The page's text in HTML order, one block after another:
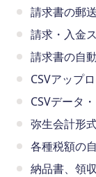
請求書の郵
請求・入金
請求書の自
CSVアップ
CSVデータ
弥生会計形
各種税額の
納品書、領